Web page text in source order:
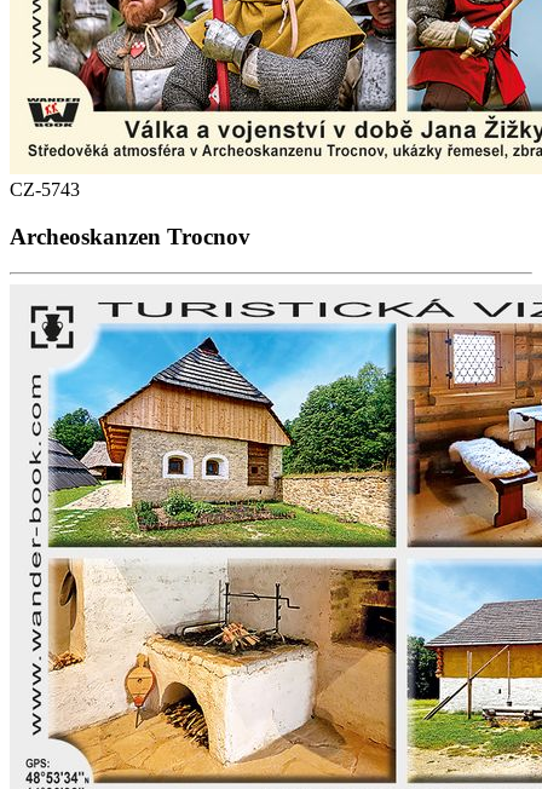
CZ-5743
Archeoskanzen Trocnov